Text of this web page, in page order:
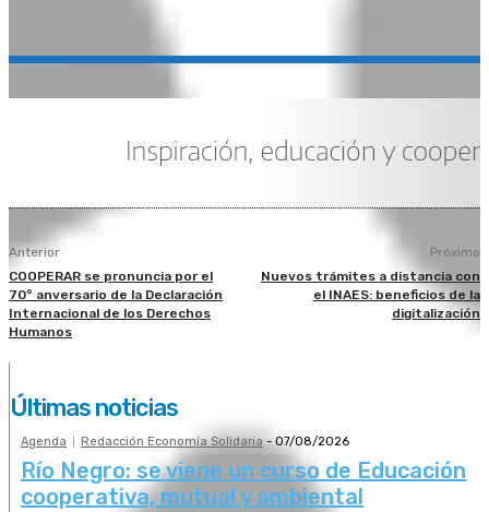
Anterior
COOPERAR se pronuncia por el
70° anversario de la Declaración
Internacional de los Derechos
Humanos
Próximo
Nuevos trámites a distancia con
el INAES: beneficios de la
digitalización
Últimas noticias
Agenda Redacción Economía Solidaria - 07/08/2026
Río Negro: se viene un curso de Educación
cooperativa, mutual y ambiental